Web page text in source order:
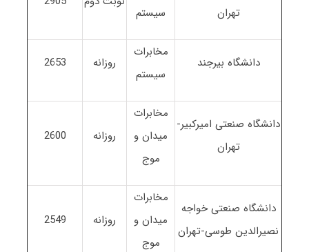
تهران
سیستم
دانشگاه بیرجند
مخابرات
سیستم
روزانه 2653
دانشگاه صنعتی امیرکبیر-
تهران
مخابرات
میدان و
موج
روزانه 2600
دانشگاه صنعتی خواجه
نصیرالدین طوسی-تهران
مخابرات
میدان و
موج
روزانه 2549